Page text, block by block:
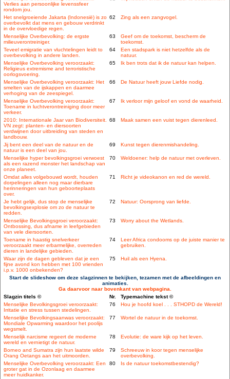
Verlies aan persoonlijke levenssfeer
rondom jou.
Het snelgroeiende Jakarta (Indonesië) is zo
overbevolkt dat mens en gebouw verdrinkt
in de overvloedige regen.
62 Zing als een zangvogel.
Menselijke Overbevolking: de ergste
milieuverontreiniger.
63
Geef om de toekomst, bescherm de
toekomst.
Teveel emigratie van vluchtelingen leidt to
overbevolking in andere landen.
64
Een stadspark is niet hetzelfde als de
natuur.
Menselijke Overbevolking veroorzaakt:
Religieus extremisme and terroristische
oorlogsvoering.
65 Ik ben trots dat ik de natuur kan helpen.
Menselijke Overbevolking veroorzaakt: Het
smelten van de ijskappen en daarmee
verhoging van de zeespiegel.
66 De Natuur heeft jouw Liefde nodig.
Menselijke Overbevolking veroorzaakt:
Toename in luchtverontreiniging door meer
verkeer.
67 Ik verloor mijn geloof en vond de waarheid.
2010: Internationale Jaar van Biodiversiteit.
VN zegt: planten- en diersoorten
verdwijnen door uitbreiding van steden en
landbouw.
68 Maak samen een vuist tegen dierenleed.
Jij bent een deel van de natuur en de
natuur is een deel van jou.
69 Kunst tegen dierenmishandeling.
Menselijke hyper bevolkingsgroei verwoest
als een razend monster het landschap van
onze planeet.
70 Weldoener: help de natuur met overleven.
Omdat alles volgebouwd wordt, houden
dorpelingen alleen nog maar dierbare
herinneringen van hun geboorteplaats
over.
71 Richt je videokanon en red de wereld.
Je hebt gelijk, dus stop de menselijke
bevolkingsexplosie om zo de natuur te
redden.
72 Natuur: Oorsprong van liefde.
Menselijke Bevolkingsgroei veroorzaakt:
Ontbossing, dus afname in leefgebieden
van vele diersoorten.
73 Worry about the Wetlands.
Toename in haastig snelverkeer
veroorzaakt meer erbarmelijke, overreden
dieren in landelijke gebieden.
74
Leer Africa condooms op de juiste manier te
gebruiken.
Waar zijn de dagen gebleven dat je een
fijne avond kon hebben met 100 vrienden
i.p.v. 1000 onbekenden?
75 Huil als een Hyena.
Start de slideshow om deze slagzinnen te bekijken, tezamen met de afbeeldingen en
animaties.
Ga daarvoor naar bovenkant van webpagina.
Slagzin titels ©
Nr.
Typemachine tekst ©
Menselijke Bevolkingsgroei veroorzaakt:
Irritatie en stress tussen stedelingen.
76 Hou je hoofd koel . . . STHOPD de Wereld!
Menselijke Bevolkingsaanwas veroorzaakt:
Mondiale Opwarming waardoor het poolijs
wegsmelt.
77 Wortel de natuur in de toekomst.
Menselijk narcisme regeert de moderne
wereld en vernietigt de natuur.
78 Evolutie: de ware kijk op het leven.
Borneo and Sumatra zijn hun laatste wilde
Orang Oetangs aan het uitmoorden.
79
Schreeuw in koor tegen menselijke
overbevolking.
Menselijke Overbevolking veroorzaakt: Een
groter gat in de Ozonlaag en daarmee
meer huidkanker.
80 Is de natuur toekomstbestendig?